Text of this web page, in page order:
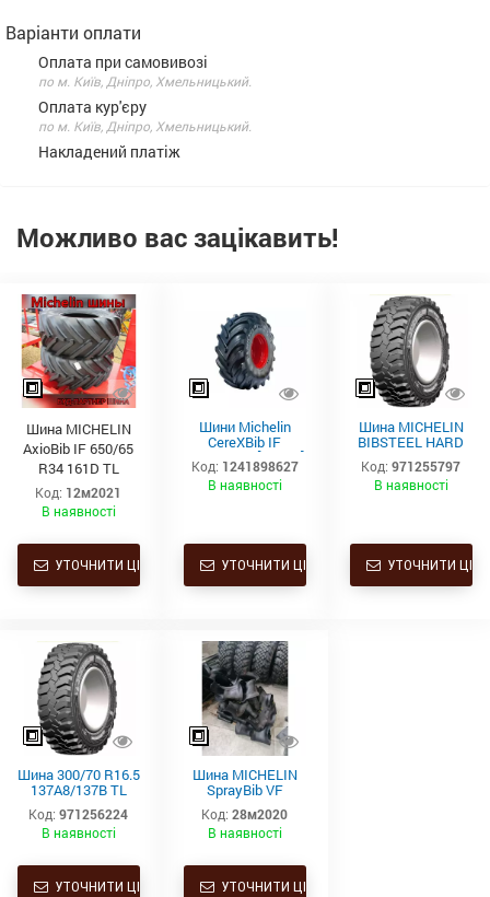
Варіанти оплати
Оплата при самовивозі
по м. Київ, Дніпро, Хмельницький.
Оплата кур'єру
по м. Київ, Дніпро, Хмельницький.
Накладений платіж
Можливо вас зацікавить!
Шина MICHELIN
AxioBib IF 650/65
R34 161D TL
Код: 12м2021
В наявності
УТОЧНИТИ ЦІНУ
Шини Michelin
CereXBib IF
680/85R32 [179A8]
Код: 1241898627
В наявності
УТОЧНИТИ ЦІНУ
Шина MICHELIN
BIBSTEEL HARD
SURFACE 260/70
R16.5 129A8/129B
TL
Код: 971255797
В наявності
УТОЧНИТИ ЦІНУ
Шина 300/70 R16.5
137A8/137B TL
MICHELIN
BIBSTEEL HARD
SURFACE
Код: 971256224
В наявності
УТОЧНИТИ ЦІНУ
Шина MICHELIN
SprayBib VF
380/90 R46 173D
TL
Код: 28м2020
В наявності
УТОЧНИТИ ЦІНУ